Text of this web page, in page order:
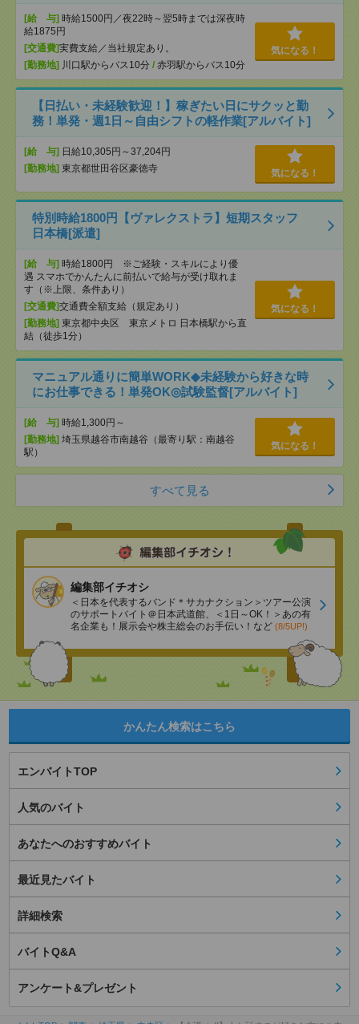
[給 与] 時給1500円／夜22時～翌5時までは深夜時
給1875円
[交通費]実費支給／当社規定あり。
[勤務地] 川口駅からバス10分 / 赤羽駅からバス10分
気になる！
【日払い・未経験歓迎！】稼ぎたい日にサクッと勤
務！単発・週1日～自由シフトの軽作業[アルバイト]
[給 与] 日給10,305円～37,204円
[勤務地] 東京都世田谷区豪徳寺 気になる！
特別時給1800円【ヴァレクストラ】短期スタッフ
日本橋[派遣]
[給 与] 時給1800円 ※ご経験・スキルにより優
遇 スマホでかんたんに前払いで給与が受け取れま
す（※上限、条件あり）
[交通費]交通費全額支給（規定あり）
[勤務地] 東京都中央区 東京メトロ 日本橋駅から直
結（徒歩1分）
気になる！
マニュアル通りに簡単WORK◆未経験から好きな時
にお仕事できる！単発OK◎試験監督[アルバイト]
[給 与] 時給1,300円～
[勤務地] 埼玉県越谷市南越谷（最寄り駅：南越谷
駅）
気になる！
すべて見る
編集部イチオシ
＜日本を代表するバンド＊サカナクション＞ツアー公演
のサポートバイト＠日本武道館、＜1日～OK！＞あの有
名企業も！展示会や株主総会のお手伝い！など (8/5UP!)
かんたん検索はこちら
エンバイトTOP
人気のバイト
あなたへのおすすめバイト
最近見たバイト
詳細検索
バイトQ&A
アンケート&プレゼント